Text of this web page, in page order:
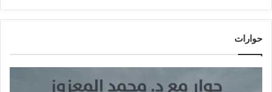
حوارات